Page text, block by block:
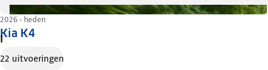
Kia K4
2026 - heden
I
22 uitvoeringen